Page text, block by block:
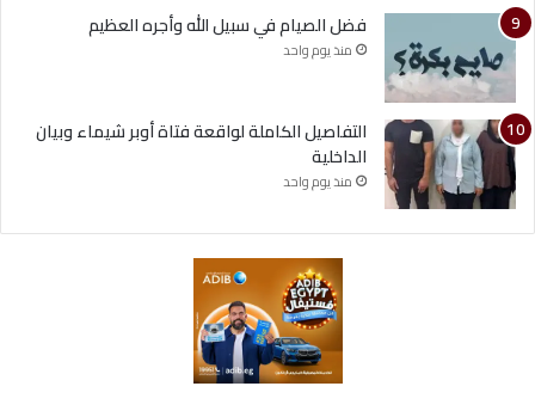
فضل الصيام في سبيل الله وأجره العظيم
منذ يوم واحد
التفاصيل الكاملة لواقعة فتاة أوبر شيماء وبيان
الداخلية
منذ يوم واحد